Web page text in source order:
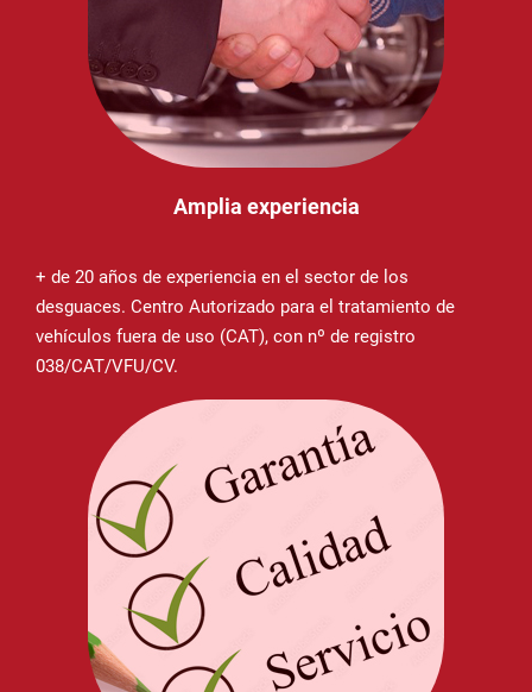
Amplia experiencia
+ de 20 años de experiencia en el sector de los
desguaces. Centro Autorizado para el tratamiento de
vehículos fuera de uso (CAT), con nº de registro
038/CAT/VFU/CV.